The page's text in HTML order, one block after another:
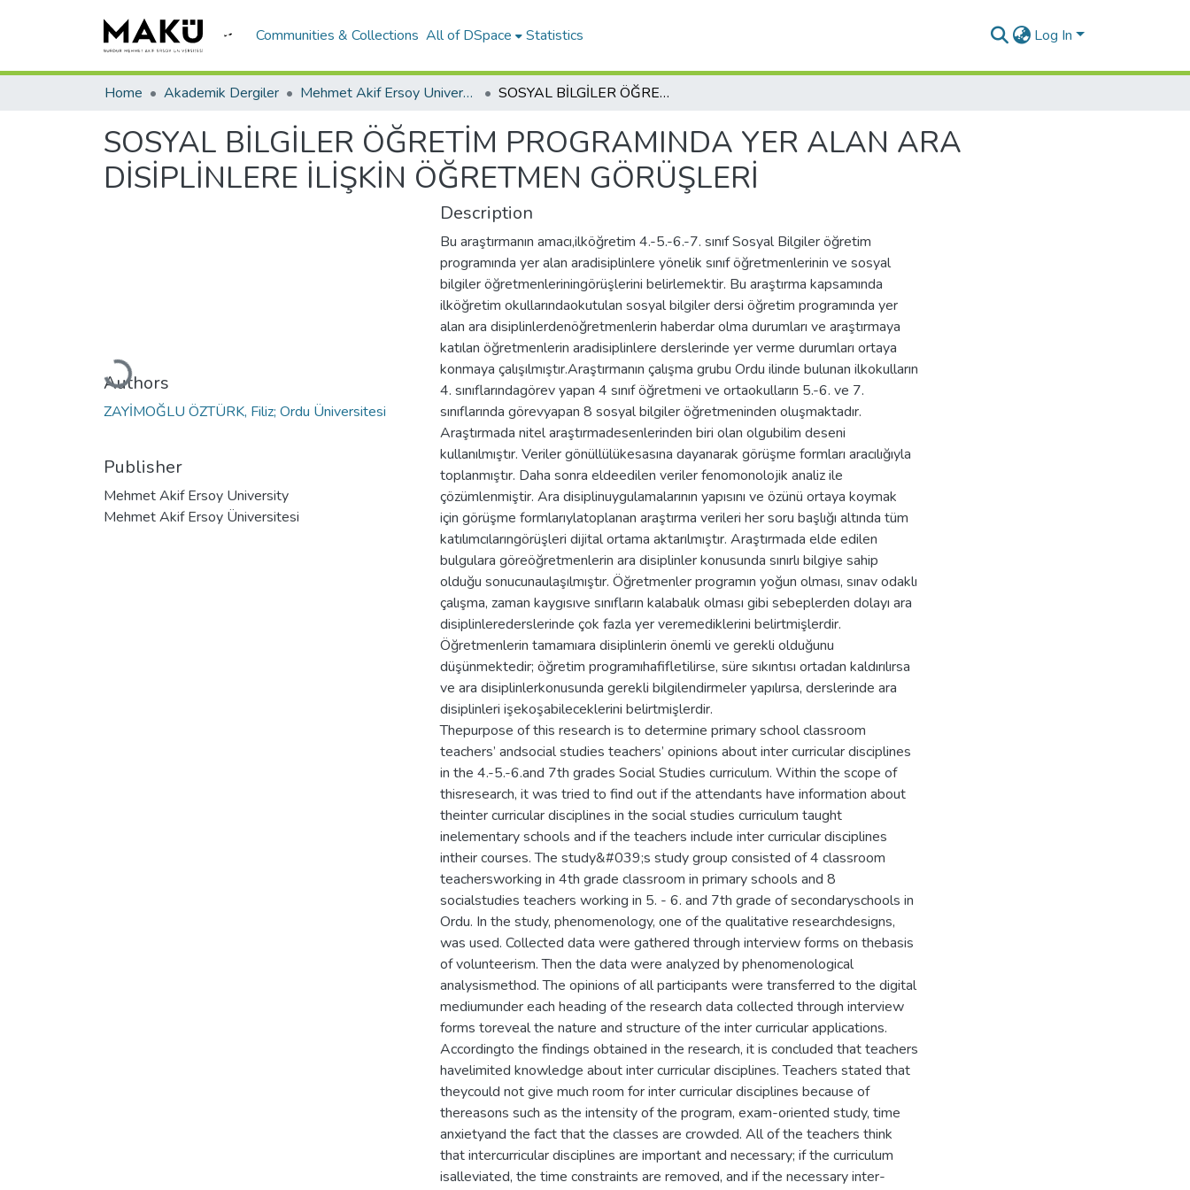
Communities & Collections All of DSpace Statistics Log In
Home Akademik Dergiler Mehmet Akif Ersoy University Journal of Education Faculty SOSYAL BİLGİLER ÖĞRETİM PROGRAMINDA YER ALAN ARA DİSİPLİNLERE İLİŞKİN ÖĞRETMEN GÖRÜŞLERİ
SOSYAL BİLGİLER ÖĞRETİM PROGRAMINDA YER ALAN ARA
DİSİPLİNLERE İLİŞKİN ÖĞRETMEN GÖRÜŞLERİ
Loading...
Authors
ZAYİMOĞLU ÖZTÜRK, Filiz; Ordu Üniversitesi
Publisher
Mehmet Akif Ersoy University
Mehmet Akif Ersoy Üniversitesi
Description
Bu araştırmanın amacı,ilköğretim 4.-5.-6.-7. sınıf Sosyal Bilgiler öğretim
programında yer alan aradisiplinlere yönelik sınıf öğretmenlerinin ve sosyal
bilgiler öğretmenleriningörüşlerini belirlemektir. Bu araştırma kapsamında
ilköğretim okullarındaokutulan sosyal bilgiler dersi öğretim programında yer
alan ara disiplinlerdenöğretmenlerin haberdar olma durumları ve araştırmaya
katılan öğretmenlerin aradisiplinlere derslerinde yer verme durumları ortaya
konmaya çalışılmıştır.Araştırmanın çalışma grubu Ordu ilinde bulunan ilkokulların
4. sınıflarındagörev yapan 4 sınıf öğretmeni ve ortaokulların 5.-6. ve 7.
sınıflarında görevyapan 8 sosyal bilgiler öğretmeninden oluşmaktadır.
Araştırmada nitel araştırmadesenlerinden biri olan olgubilim deseni
kullanılmıştır. Veriler gönüllülükesasına dayanarak görüşme formları aracılığıyla
toplanmıştır. Daha sonra eldeedilen veriler fenomonolojik analiz ile
çözümlenmiştir. Ara disiplinuygulamalarının yapısını ve özünü ortaya koymak
için görüşme formlarıylatoplanan araştırma verileri her soru başlığı altında tüm
katılımcılarıngörüşleri dijital ortama aktarılmıştır. Araştırmada elde edilen
bulgulara göreöğretmenlerin ara disiplinler konusunda sınırlı bilgiye sahip
olduğu sonucunaulaşılmıştır. Öğretmenler programın yoğun olması, sınav odaklı
çalışma, zaman kaygısıve sınıfların kalabalık olması gibi sebeplerden dolayı ara
disiplinlerederslerinde çok fazla yer veremediklerini belirtmişlerdir.
Öğretmenlerin tamamıara disiplinlerin önemli ve gerekli olduğunu
düşünmektedir; öğretim programıhafifletilirse, süre sıkıntısı ortadan kaldırılırsa
ve ara disiplinlerkonusunda gerekli bilgilendirmeler yapılırsa, derslerinde ara
disiplinleri işekoşabileceklerini belirtmişlerdir.
Thepurpose of this research is to determine primary school classroom
teachers’ andsocial studies teachers’ opinions about inter curricular disciplines
in the 4.-5.-6.and 7th grades Social Studies curriculum. Within the scope of
thisresearch, it was tried to find out if the attendants have information about
theinter curricular disciplines in the social studies curriculum taught
inelementary schools and if the teachers include inter curricular disciplines
intheir courses. The study&#039;s study group consisted of 4 classroom
teachersworking in 4th grade classroom in primary schools and 8
socialstudies teachers working in 5. - 6. and 7th grade of secondaryschools in
Ordu. In the study, phenomenology, one of the qualitative researchdesigns,
was used. Collected data were gathered through interview forms on thebasis
of volunteerism. Then the data were analyzed by phenomenological
analysismethod. The opinions of all participants were transferred to the digital
mediumunder each heading of the research data collected through interview
forms toreveal the nature and structure of the inter curricular applications.
Accordingto the findings obtained in the research, it is concluded that teachers
havelimited knowledge about inter curricular disciplines. Teachers stated that
theycould not give much room for inter curricular disciplines because of
thereasons such as the intensity of the program, exam-oriented study, time
anxietyand the fact that the classes are crowded. All of the teachers think
that intercurricular disciplines are important and necessary; if the curriculum
isalleviated, the time constraints are removed, and if the necessary inter-